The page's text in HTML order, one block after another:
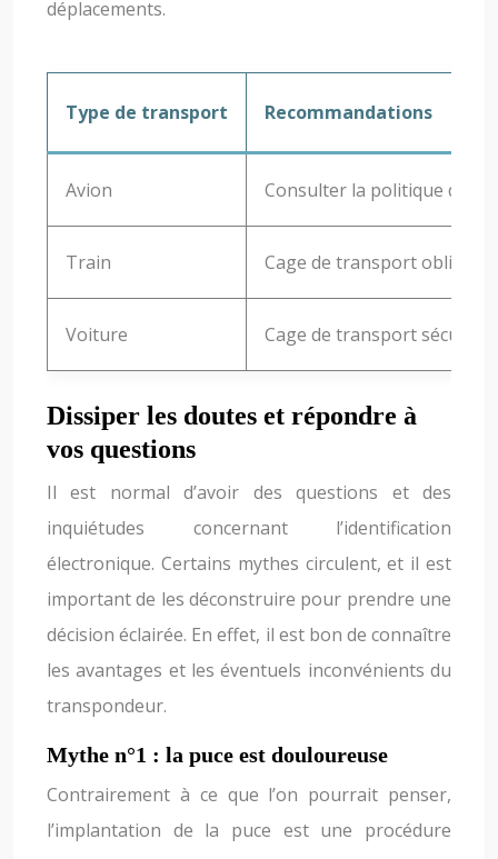
déplacements.
Type de transport Recommandations
Avion Consulter la politique de la
Train Cage de transport
Voiture Cage de transport
Dissiper les doutes et répondre à
vos questions
Il est normal d’avoir des questions et des
inquiétudes concernant l’identification
électronique. Certains mythes circulent, et il est
important de les déconstruire pour prendre une
décision éclairée. En effet, il est bon de connaître
les avantages et les éventuels inconvénients du
transpondeur.
Mythe n°1 : la puce est douloureuse
Contrairement à ce que l’on pourrait penser,
l’implantation de la puce est une procédure